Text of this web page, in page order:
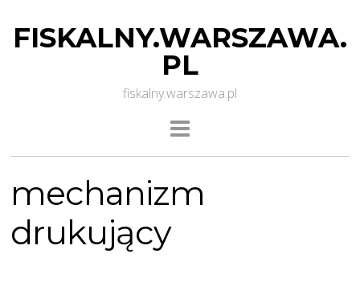
FISKALNY.WARSZAWA.
PL
fiskalny.warszawa.pl
mechanizm
drukujący